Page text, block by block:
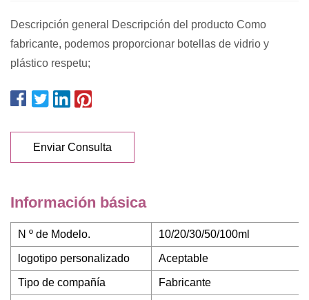
Descripción general Descripción del producto Como
fabricante, podemos proporcionar botellas de vidrio y
plástico respetu;
Enviar Consulta
Información básica
N º de Modelo. 10/20/30/50/100ml
logotipo personalizado Aceptable
Tipo de compañía Fabricante